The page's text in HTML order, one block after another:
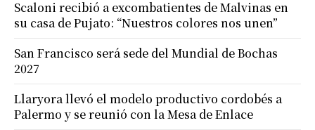
Scaloni recibió a excombatientes de Malvinas en
su casa de Pujato: “Nuestros colores nos unen”
San Francisco será sede del Mundial de Bochas
2027
Llaryora llevó el modelo productivo cordobés a
Palermo y se reunió con la Mesa de Enlace